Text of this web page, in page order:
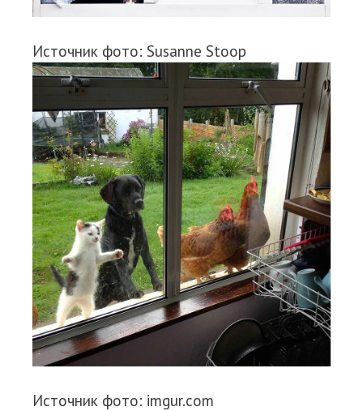
Источник фото: Susanne Stoop
Источник фото: imgur.com